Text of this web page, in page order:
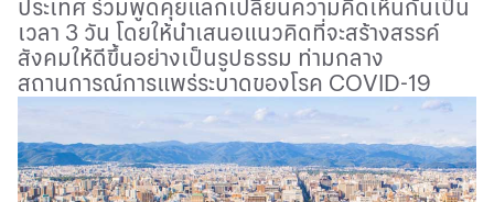
ประเทศ ร่วมพูดคุยแลกเปลี่ยนความคิดเห็นกันเป็น
เวลา 3 วัน โดยให้นำเสนอแนวคิดที่จะสร้างสรรค์
สังคมให้ดีขึ้นอย่างเป็นรูปธรรม ท่ามกลาง
สถานการณ์การแพร่ระบาดของโรค COVID-19